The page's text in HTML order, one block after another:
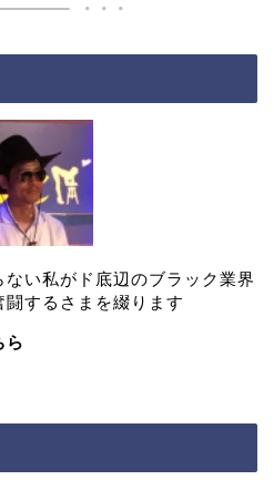
い私がド底辺のブラック業界
するさまを綴ります
ら